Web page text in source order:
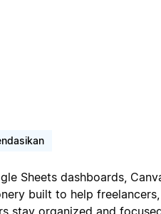
Sheets dashboards,
built to help freelancers,
stay organized and